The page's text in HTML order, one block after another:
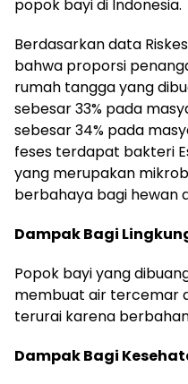
popok bayi di Indonesia.
Berdasarkan data
bahwa proporsi
rumah tangga yang
sebesar 33% pada
sebesar 34% pada
feses terdapat bakteri
yang merupakan
berbahaya bagi hewan
Dampak Bagi
Popok bayi yang
membuat air tercemar
terurai karena
Dampak Bagi